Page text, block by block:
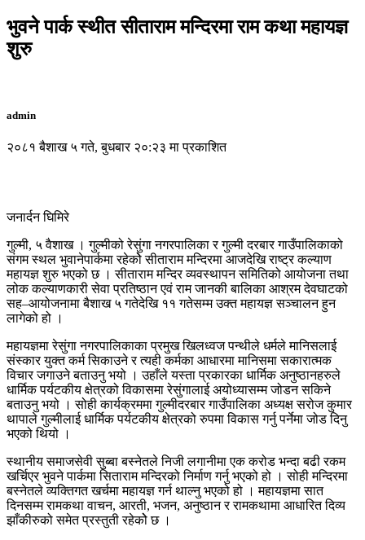
भुवने पार्क स्थीत सीताराम मन्दिरमा राम कथा महायज्ञ
शुरु
admin
२०८१ बैशाख ५ गते, बुधबार २०:२३ मा प्रकाशित
जनार्दन घिमिरे
गुल्मी, ५ वैशाख । गुल्मीको रेसुंगा नगरपालिका र गुल्मी दरबार गाउँपालिकाको
संगम स्थल भुवानेपार्कमा रहेकोे सीताराम मन्दिरमा आजदेखि राष्ट्र कल्याण
महायज्ञ शुरु भएको छ । सीताराम मन्दिर व्यवस्थापन समितिको आयोजना तथा
लोक कल्याणकारी सेवा प्रतिष्ठान एवं राम जानकी बालिका आश्रम देवघाटको
सह–आयोजनामा बैशाख ५ गतेदेखि ११ गतेसम्म उक्त महायज्ञ सञ्चालन हुन
लागेको हो ।
महायज्ञमा रेसुंगा नगरपालिकाका प्रमुख खिलध्वज पन्थीले धर्मले मानिसलाई
संस्कार युक्त कर्म सिकाउने र त्यही कर्मका आधारमा मानिसमा सकारात्मक
विचार जगाउने बताउनु भयो । उहाँले यस्ता प्रकारका धार्मिक अनुष्ठानहरुले
धार्मिक पर्यटकीय क्षेत्रको विकासमा रेसुंगालाई अयोध्यासम्म जोडन सकिने
बताउनु भयो । सोही कार्यक्रममा गुल्मीदरबार गाउँपालिका अध्यक्ष सरोज कुमार
थापाले गुल्मीलाई धार्मिक पर्यटकीय क्षेत्रको रुपमा विकास गर्नु पर्नेमा जोड दिनु
भएको थियो ।
स्थानीय समाजसेवी सुब्बा बस्नेतले निजी लगानीमा एक करोड भन्दा बढी रकम
खर्चिएर भुवने पार्कमा सिताराम मन्दिरको निर्माण गर्नु भएको हो । सोही मन्दिरमा
बस्नेतले व्यक्तिगत खर्चमा महायज्ञ गर्न थाल्नु भएको हो । महायज्ञमा सात
दिनसम्म रामकथा वाचन, आरती, भजन, अनुष्ठान र रामकथामा आधारित दिव्य
झाँकीरुको समेत प्रस्तुती रहेकोे छ ।